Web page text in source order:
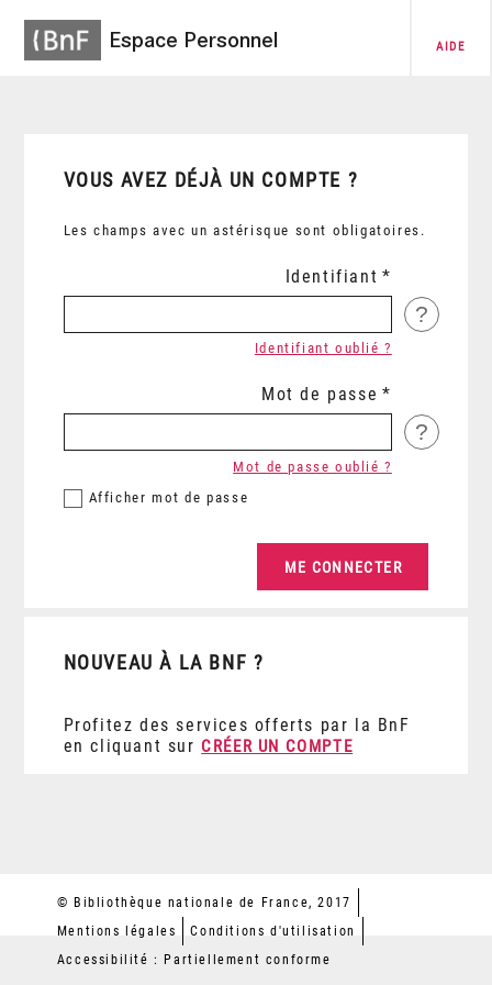
Espace Personnel AIDE
VOUS AVEZ DÉJÀ UN COMPTE ?
Les champs avec un astérisque sont obligatoires.
Identifiant
?
Identifiant oublié ?
Mot de passe
?
Afficher mot de passe
Mot de passe oublié ?
NOUVEAU À LA BNF ?
Profitez des services offerts par la BnF
en cliquant sur CRÉER UN COMPTE
© Bibliothèque nationale de France, 2017
Mentions légales
Conditions d'utilisation
Accessibilité : Partiellement conforme